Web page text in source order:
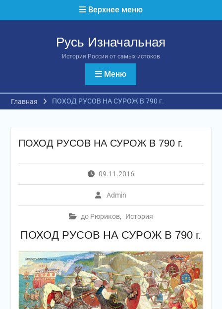
Верхнее меню
Русь Изначальная
История России от самых истоков
Меню
Главная ПОХОД РУСОВ НА СУРОЖ В 790 г.
ПОХОД РУСОВ НА СУРОЖ В 790 г.
09.11.2016
Admin
до Рюриков, История
ПОХОД РУСОВ НА СУРОЖ В 790 г.